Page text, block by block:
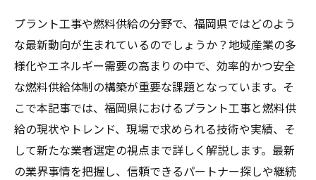
プラント工事や燃料供給の分野で、福岡県ではどのよう
な最新動向が生まれているのでしょうか？地域産業の多
様化やエネルギー需要の高まりの中で、効率的かつ安全
な燃料供給体制の構築が重要な課題となっています。そ
こで本記事では、福岡県におけるプラント工事と燃料供
給の現状やトレンド、現場で求められる技術や実績、そ
して新たな業者選定の視点まで詳しく解説します。最新
の業界事情を把握し、信頼できるパートナー探しや継続